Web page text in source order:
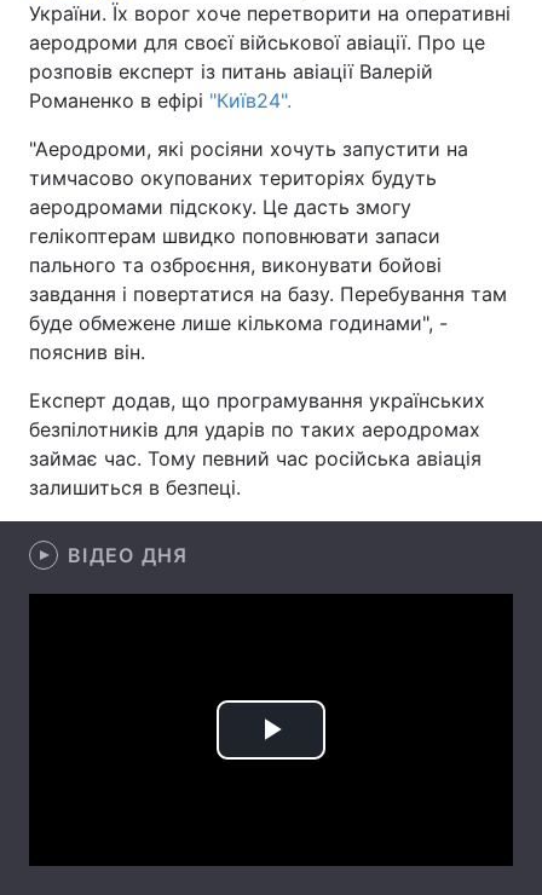
Економіка Світ
Спорт Наука
Зброя Інциденти
Здоров'я Туризм
Цікавинки Погода
Екологія
Лонгріди
Відео з Youtube Статті
Інтерв'ю Думки
Архів
України. Їх ворог хоче перетворити на оперативні
аеродроми для своєї військової авіації. Про це
розповів експерт із питань авіації Валерій
Романенко в ефірі "Київ24".
"Аеродроми, які росіяни хочуть запустити на
тимчасово окупованих територіях будуть
аеродромами підскоку. Це дасть змогу
гелікоптерам швидко поповнювати запаси
пального та озброєння, виконувати бойові
завдання і повертатися на базу. Перебування там
буде обмежене лише кількома годинами", -
пояснив він.
Експерт додав, що програмування українських
безпілотників для ударів по таких аеродромах
займає час. Тому певний час російська авіація
залишиться в безпеці.
ВІДЕО ДНЯ
Play